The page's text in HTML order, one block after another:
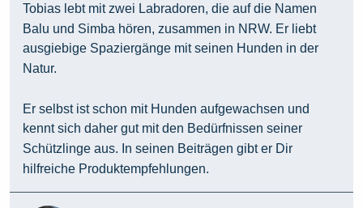
Tobias lebt mit zwei Labradoren, die auf die Namen
Balu und Simba hören, zusammen in NRW. Er liebt
ausgiebige Spaziergänge mit seinen Hunden in der
Natur.
Er selbst ist schon mit Hunden aufgewachsen und
kennt sich daher gut mit den Bedürfnissen seiner
Schützlinge aus. In seinen Beiträgen gibt er Dir
hilfreiche Produktempfehlungen.